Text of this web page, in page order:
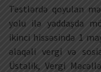
Testlərdə qoyulan
yolu ilə yaddaşda
ikinci hissəsində 1
əlaqəli vergi və
Üstəlik, Vergi